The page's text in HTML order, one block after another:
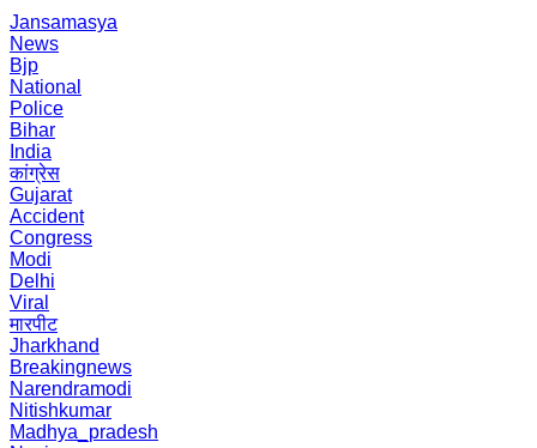
Jansamasya
News
Bjp
National
Police
Bihar
India
कांग्रेस
Gujarat
Accident
Congress
Modi
Delhi
Viral
मारपीट
Jharkhand
Breakingnews
Narendramodi
Nitishkumar
Madhya_pradesh